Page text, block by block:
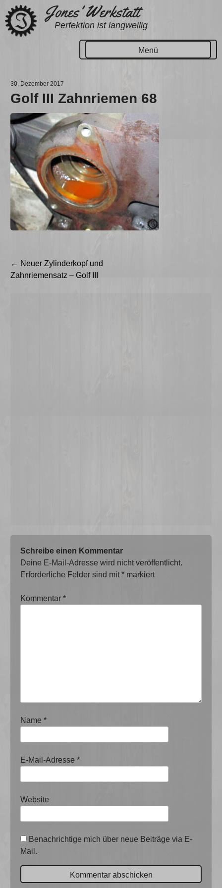
Zum
Inhalt
springen
Jones' Werkstatt
Perfektion ist langweilig
Menü
30. Dezember 2017
Golf III Zahnriemen 68
Beitragsnavigation
← Neuer Zylinderkopf und
Zahnriemensatz – Golf III
Schreibe einen Kommentar
Deine E-Mail-Adresse wird nicht veröffentlicht.
Erforderliche Felder sind mit* markiert
Kommentar*
Name*
E-Mail-Adresse*
Website
Benachrichtige mich über neue Beiträge via E-
Mail.